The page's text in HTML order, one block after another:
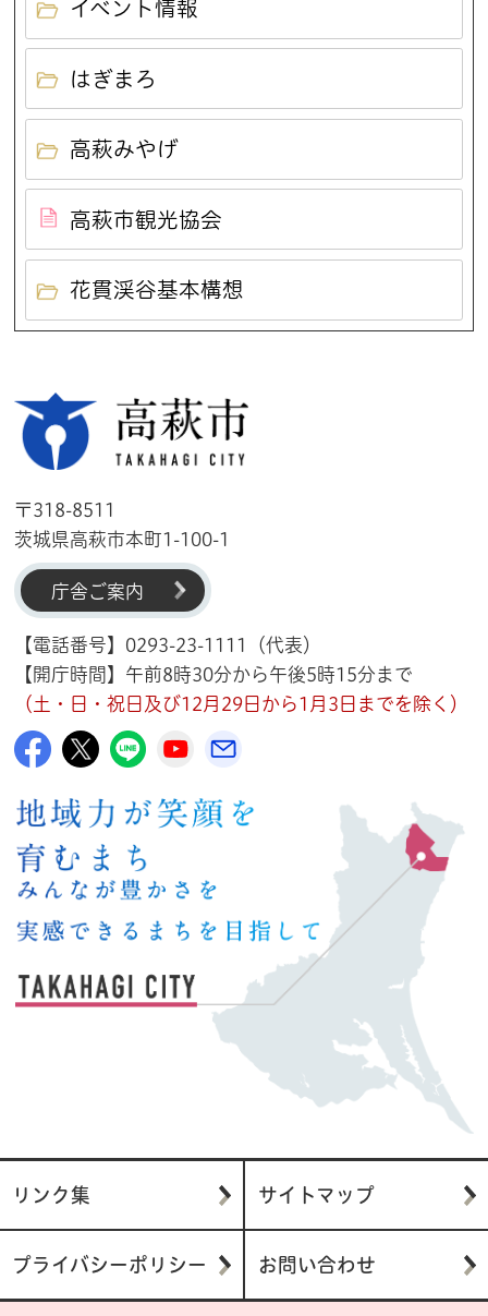
イベント情報
はぎまろ
高萩みやげ
高萩市観光協会
花貫渓谷基本構想
〒318-8511
茨城県高萩市本町1-100-1
庁舎ご案内
【電話番号】0293-23-1111（代表）
【開庁時間】午前8時30分から午後5時15分まで
（土・日・祝日及び12月29日から1月3日までを除く）
高萩市公式Facebook
高萩市公式X
高萩市公式LINE
高萩市YouTube公式チャンネル
リンク集 サイトマップ
プライバシーポリシー お問い合わせ